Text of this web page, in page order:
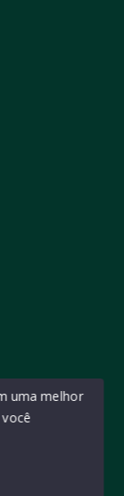
• creci
uma melhor